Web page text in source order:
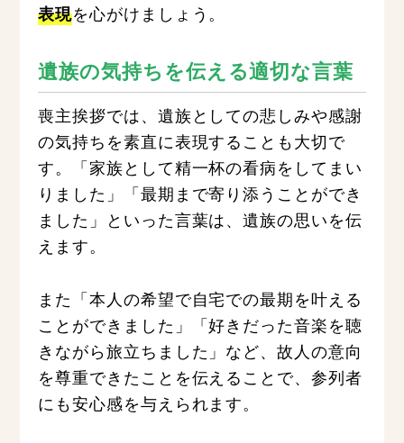
表現を心がけましょう。
遺族の気持ちを伝える適切な言葉
喪主挨拶では、遺族としての悲しみや感謝
の気持ちを素直に表現することも大切で
す。「家族として精一杯の看病をしてまい
りました」「最期まで寄り添うことができ
ました」といった言葉は、遺族の思いを伝
えます。
また「本人の希望で自宅での最期を叶える
ことができました」「好きだった音楽を聴
きながら旅立ちました」など、故人の意向
を尊重できたことを伝えることで、参列者
にも安心感を与えられます。